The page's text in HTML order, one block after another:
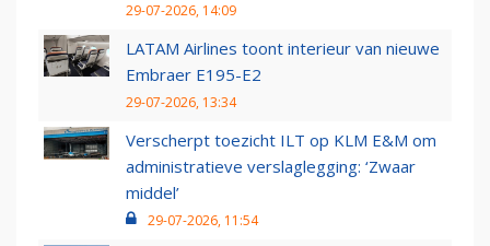
29-07-2026, 14:09
LATAM Airlines toont interieur van nieuwe
Embraer E195-E2
29-07-2026, 13:34
Verscherpt toezicht ILT op KLM E&M om
administratieve verslaglegging: ‘Zwaar
middel’
29-07-2026, 11:54